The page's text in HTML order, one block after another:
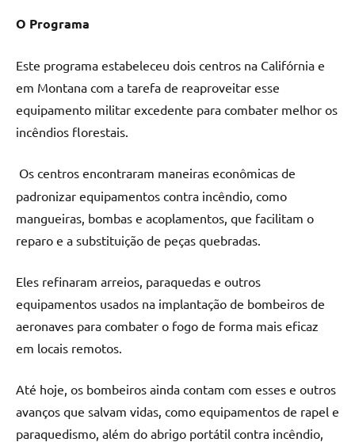
O Programa
Este programa estabeleceu dois centros na Califórnia e
em Montana com a tarefa de reaproveitar esse
equipamento militar excedente para combater melhor os
incêndios florestais.
Os centros encontraram maneiras econômicas de
padronizar equipamentos contra incêndio, como
mangueiras, bombas e acoplamentos, que facilitam o
reparo e a substituição de peças quebradas.
Eles refinaram arreios, paraquedas e outros
equipamentos usados ​​na implantação de bombeiros de
aeronaves para combater o fogo de forma mais eficaz
em locais remotos.
Até hoje, os bombeiros ainda contam com esses e outros
avanços que salvam vidas, como equipamentos de rapel e
paraquedismo, além do abrigo portátil contra incêndio,